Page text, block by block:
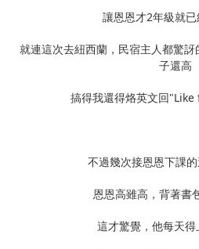
讓恩恩才2年級就
就連這次去紐西蘭，民宿主人都驚
子還高
搞得我還得烙英文回
不過幾次接恩恩下課
恩恩高雖高，背著書
這才驚覺，他每天